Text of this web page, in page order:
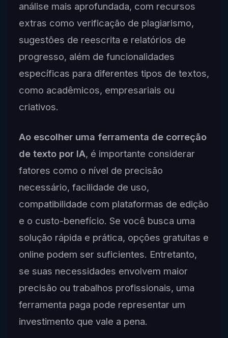
análise mais aprofundada, com recursos
extras como verificação de plagiarismo,
sugestões de reescrita e relatórios de
progresso, além de funcionalidades
específicas para diferentes tipos de textos,
como acadêmicos, empresariais ou
criativos.
Ao escolher uma ferramenta de correção
de texto por IA, é importante considerar
fatores como o nível de precisão
necessário, facilidade de uso,
compatibilidade com plataformas de edição
e o custo-benefício. Se você busca uma
solução rápida e prática, opções gratuitas e
online podem ser suficientes. Entretanto,
se suas necessidades envolvem maior
precisão ou trabalhos profissionais, uma
ferramenta paga pode representar um
investimento que vale a pena.